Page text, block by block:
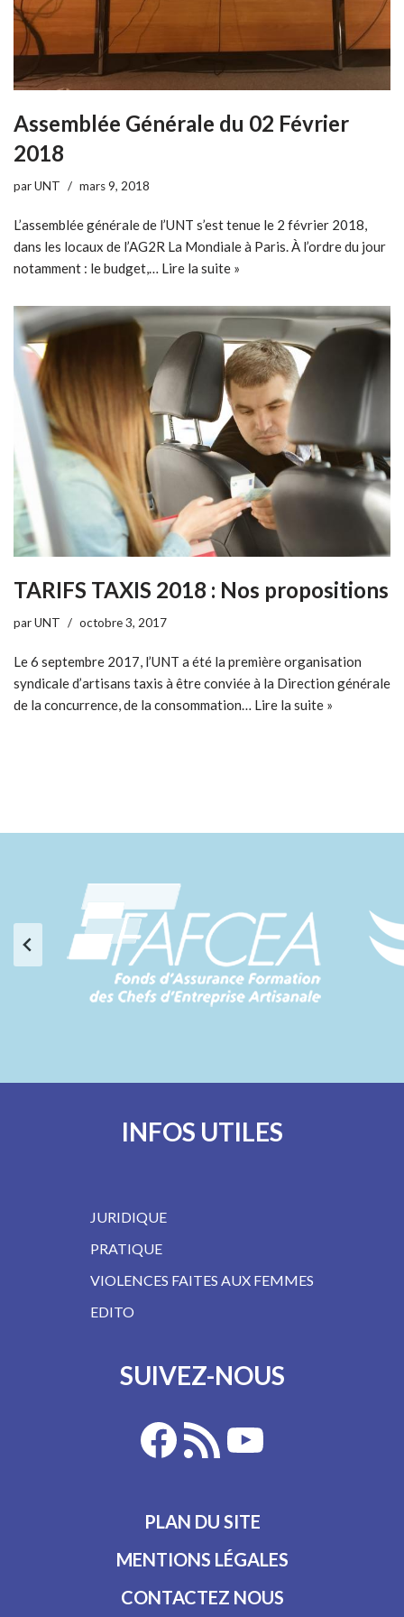
Assemblée Générale du 02 Février
2018
parUNT mars 9, 2018
L’assemblée générale de l’UNT s’est tenue le 2 février 2018,
dans les locaux de l’AG2R La Mondiale à Paris. À l’ordre du jour
notamment : le budget,… Lire la suite »
TARIFS TAXIS 2018 : Nos propositions
parUNT octobre 3, 2017
Le 6 septembre 2017, l’UNT a été la première organisation
syndicale d’artisans taxis à être conviée à la Direction générale
de la concurrence, de la consommation… Lire la suite »
INFOS UTILES
JURIDIQUE
PRATIQUE
VIOLENCES FAITES AUX FEMMES
EDITO
SUIVEZ-NOUS
PLAN DU SITE
MENTIONS LÉGALES
CONTACTEZ NOUS